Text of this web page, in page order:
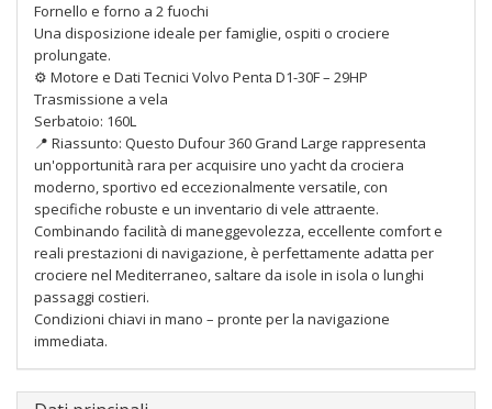
Fornello e forno a 2 fuochi
Una disposizione ideale per famiglie, ospiti o crociere
prolungate.
⚙️ Motore e Dati Tecnici Volvo Penta D1-30F – 29HP
Trasmissione a vela
Serbatoio: 160L
📍 Riassunto: Questo Dufour 360 Grand Large rappresenta
un'opportunità rara per acquisire uno yacht da crociera
moderno, sportivo ed eccezionalmente versatile, con
specifiche robuste e un inventario di vele attraente.
Combinando facilità di maneggevolezza, eccellente comfort e
reali prestazioni di navigazione, è perfettamente adatta per
crociere nel Mediterraneo, saltare da isole in isola o lunghi
passaggi costieri.
Condizioni chiavi in mano – pronte per la navigazione
immediata.